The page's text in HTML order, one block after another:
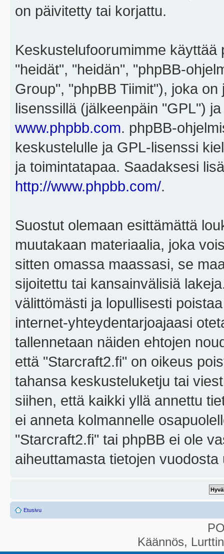
on päivitetty tai korjattu.
Keskustelufoorumimme
"heidät", "heidän", "phpBB-
Group", "phpBB Tiimit"), joka on
lisenssillä (jälkeenpäin "GPL")
www.phpbb.com. phpBB-
keskustelulle ja GPL-lisenssi
ja toimintatapaa. Saadaksesi
http://www.phpbb.com/.
Suostut olemaan esittämättä
muutakaan materiaalia, joka
sitten omassa maassasi, se
sijoitettu tai kansainvälisiä
välittömästi ja lopullisesti
internet-yhteydentarjoajaasi
tallennetaan näiden ehtojen
että "Starcraft2.fi" on oikeus
tahansa keskusteluketju tai
siihen, että kaikki yllä annettu
ei anneta kolmannelle
"Starcraft2.fi" tai phpBB ei ole
aiheuttamasta tietojen
Etusivu
Käännös,